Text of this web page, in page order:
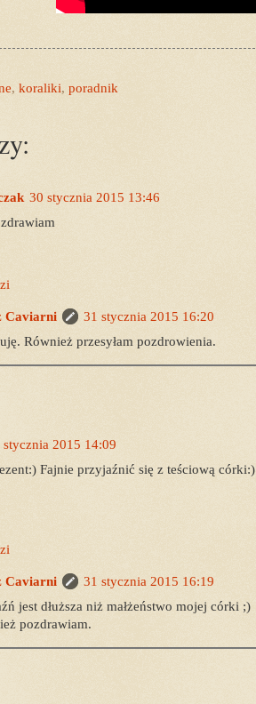
, koraliki, poradnik
30 stycznia 2015 13:46
Caviarni
31 stycznia 2015 16:20
Również przesyłam pozdrowienia.
stycznia 2015 14:09
Fajnie przyjaźnić się z teściową córki:)
Caviarni
31 stycznia 2015 16:19
jest dłuższa niż małżeństwo mojej córki ;)
pozdrawiam.